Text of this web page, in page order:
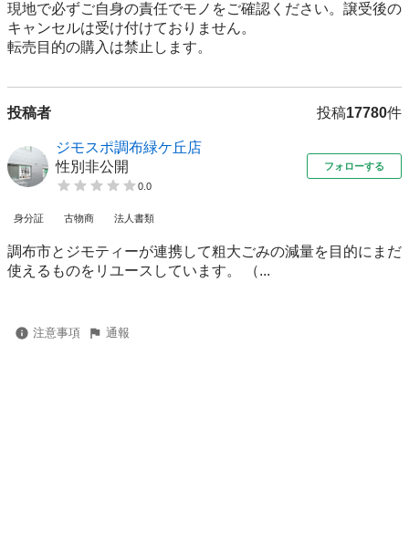
現地で必ずご⾃⾝の責任でモノをご確認ください。譲受後の
キャンセルは受け付けておりません。
転売⽬的の購⼊は禁⽌します。
投稿者 投稿17780件
ジモスポ調布緑ケ丘店
性別非公開
0.0
フォローする
身分証 古物商 法人書類
調布市とジモティーが連携して粗⼤ごみの減量を⽬的にまだ
使えるものをリユースしています。 （...
注意事項 通報